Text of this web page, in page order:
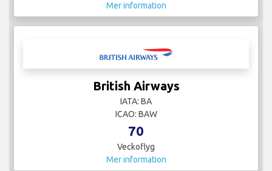
Mer information
British Airways
IATA: BA
ICAO: BAW
70
Veckoflyg
Mer information